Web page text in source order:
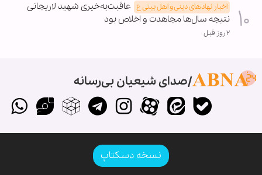
اخبار نهادهای دینی و اهل بیتی ع عاقبت‌به‌خیری شهید لاریجانی
نتیجه سال‌ها مجاهدت و اخلاص بود
۲ روز قبل
صدای شیعیان بی‌رسانه
نسخه دسکتاپ